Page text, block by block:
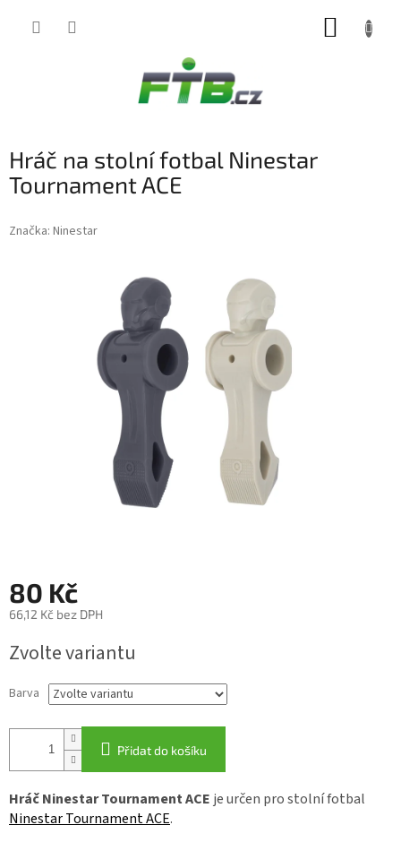
Hráč na stolní fotbal Ninestar
Tournament ACE
Značka: Ninestar
80 Kč
66,12 Kč bez DPH
cena:
Zvolte variantu
Barva
Přidat do košíku
Hráč Ninestar Tournament ACE je určen pro stolní fotbal
Ninestar Tournament ACE.